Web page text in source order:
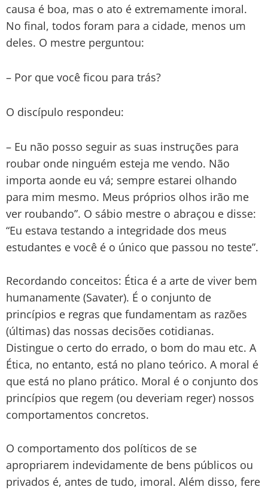
causa é boa, mas o ato é extremamente imoral.
No final, todos foram para a cidade, menos um
deles. O mestre perguntou:
– Por que você ficou para trás?
O discípulo respondeu:
– Eu não posso seguir as suas instruções para
roubar onde ninguém esteja me vendo. Não
importa aonde eu vá; sempre estarei olhando
para mim mesmo. Meus próprios olhos irão me
ver roubando”. O sábio mestre o abraçou e disse:
“Eu estava testando a integridade dos meus
estudantes e você é o único que passou no teste”.
Recordando conceitos: Ética é a arte de viver bem
humanamente (Savater). É o conjunto de
princípios e regras que fundamentam as razões
(últimas) das nossas decisões cotidianas.
Distingue o certo do errado, o bom do mau etc. A
Ética, no entanto, está no plano teórico. A moral é
que está no plano prático. Moral é o conjunto dos
princípios que regem (ou deveriam reger) nossos
comportamentos concretos.
O comportamento dos políticos de se
apropriarem indevidamente de bens públicos ou
privados é, antes de tudo, imoral. Além disso, fere